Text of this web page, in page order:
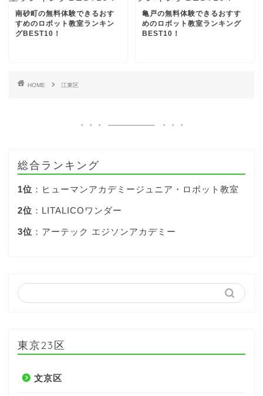
南砂町の無料体験できるおす
すめのロボット教室ランキン
グBEST10！
亀戸の無料体験できるおすす
めのロボット教室ランキング
BEST10！
HOME 江東区
総合ランキング
1位 ：ヒューマンアカデミージュニア・ロボット教室
2位 ：LITALICOワンダー
3位 ：アーテック エジソンアカデミー
東京23区
文京区